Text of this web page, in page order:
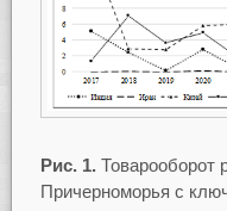
Рис. 1.Товарооборот
Причерноморья с